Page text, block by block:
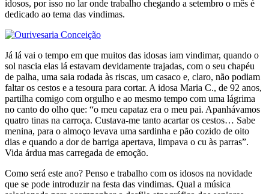
idosos, por isso no lar onde trabalho chegando a setembro o mês é
dedicado ao tema das vindimas.
Já lá vai o tempo em que muitos das idosas iam vindimar, quando o
sol nascia elas lá estavam devidamente trajadas, com o seu chapéu
de palha, uma saia rodada às riscas, um casaco e, claro, não podiam
faltar os cestos e a tesoura para cortar. A idosa Maria C., de 92 anos,
partilha comigo com orgulho e ao mesmo tempo com uma lágrima
no canto do olho que: “o meu capataz era o meu pai. Apanhávamos
quatro tinas na carroça. Custava-me tanto acartar os cestos… Sabe
menina, para o almoço levava uma sardinha e pão cozido de oito
dias e quando a dor de barriga apertava, limpava o cu às parras”.
Vida árdua mas carregada de emoção.
Como será este ano? Penso e trabalho com os idosos na novidade
que se pode introduzir na festa das vindimas. Qual a música